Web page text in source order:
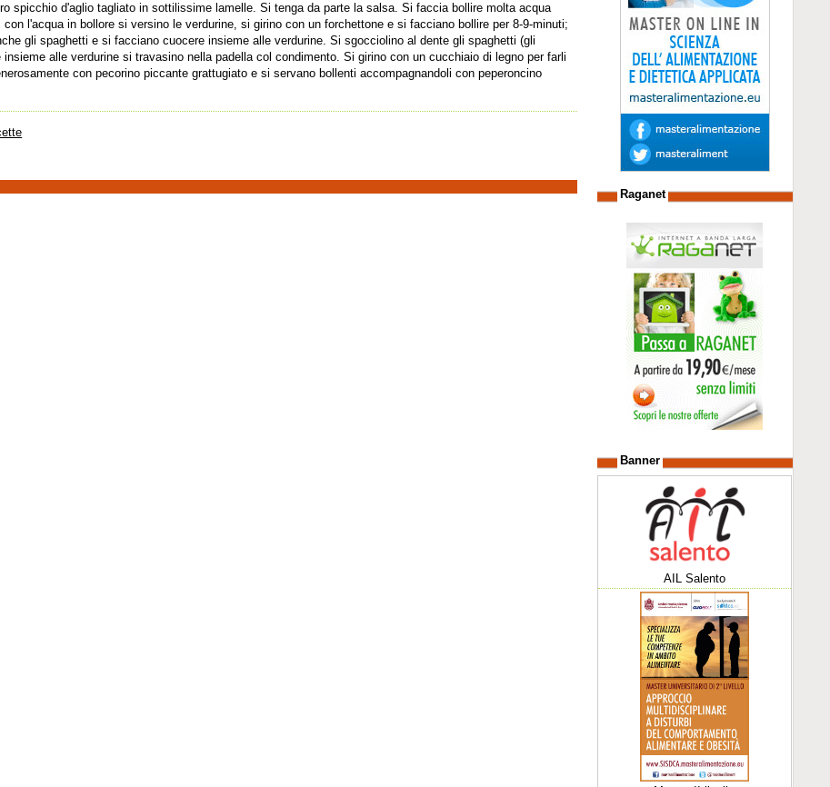
spicchio d'aglio tagliato in sottilissime lamelle. Si tenga da parte la salsa. Si faccia bollire molta acqua
l'acqua in bollore si versino le verdurine, si girino con un forchettone e si facciano bollire per 8-9-minuti;
gli spaghetti e si facciano cuocere insieme alle verdurine. Si sgocciolino al dente gli spaghetti (gli
alle verdurine si travasino nella padella col condimento. Si girino con un cucchiaio di legno per farli
con pecorino piccante grattugiato e si servano bollenti accompagnandoli con peperoncino
Raganet
Banner
AIL Salento